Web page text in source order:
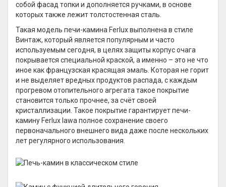
собой фасад топки и дополняется ручками, в основе
которых также лежит толстостенная сталь.
Такая модель печи-камина Ferlux выполнена в стиле
Винтаж, который является популярным и часто
используемым сегодня, в целях защиты корпус очага
покрывается специальной краской, а именно – это не что
иное как французская красящая эмаль. Которая не горит
и не выделяет вредных продуктов распада, с каждым
прогревом отопительного агрегата такое покрытие
становится только прочнее, за счёт своей
кристаллизации. Такое покрытие гарантирует печи-
камину Ferlux lawa полное сохранение своего
первоначального внешнего вида даже после нескольких
лет регулярного использования.